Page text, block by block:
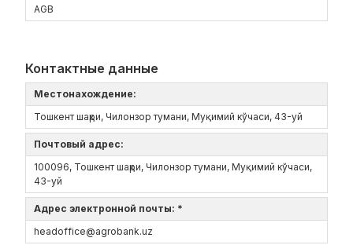
AGB
Контактные данные
Местонахождение:
Тошкент шаҳри, Чилонзор тумани, Муқимий кўчаси, 43-уй
Почтовый адрес:
100096, Тошкент шаҳри, Чилонзор тумани, Муқимий кўчаси,
43-уй
Адрес электронной почты: *
headoffice@agrobank.uz